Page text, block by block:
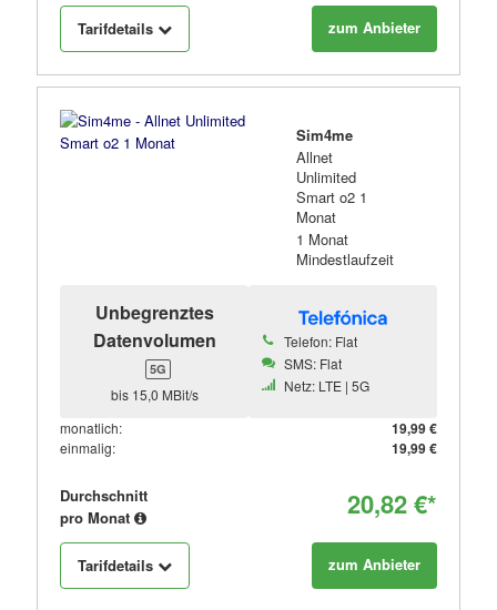
Tarifdetails zum Anbieter
Sim4me
Allnet
Unlimited
Smart o2 1
Monat
1 Monat
Mindestlaufzeit
Unbegrenztes
Datenvolumen
5G
bis 15,0 MBit/s
Telefon: Flat
SMS: Flat
Netz: LTE | 5G
monatlich: 19,99 €
einmalig: 19,99 €
Durchschnitt
pro Monat
20,82 €*
Tarifdetails zum Anbieter